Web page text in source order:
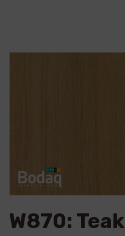
W870: Teak